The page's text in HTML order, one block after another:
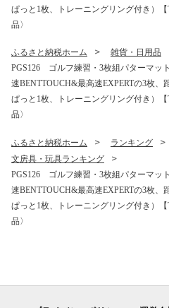
ぱっと1枚、トレーニングリング付き）
品〉
ふるさと納税ホーム 雑貨・日用品
PGS126 ゴルフ練習・3枚組パターマッ
速BENTTOUCH&最高速EXPERTの3枚
ぱっと1枚、トレーニングリング付き）
品〉
ふるさと納税ホーム ランキング
文房具・玩具ランキング
PGS126 ゴルフ練習・3枚組パターマッ
速BENTTOUCH&最高速EXPERTの3枚
ぱっと1枚、トレーニングリング付き）
品〉